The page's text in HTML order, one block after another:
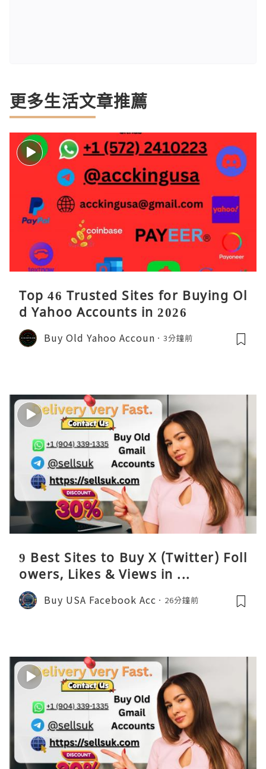
更多生活文章推薦
Top 46 Trusted Sites for Buying Ol
d Yahoo Accounts in 2026
Buy Old Yahoo Accoun 3分鐘前
9 Best Sites to Buy X (Twitter) Foll
owers, Likes & Views in ...
Buy USA Facebook Acc 26分鐘前